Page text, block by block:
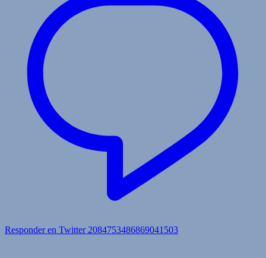
Responder en Twitter 2084753486869041503